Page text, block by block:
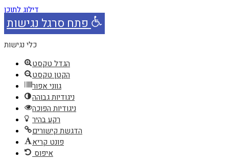
דילוג לתוכן
פתח סרגל נגישות
כלי נגישות
הגדל טקסט
הקטן טקסט
גווני אפור
ניגודיות גבוהה
ניגודיות הפוכה
רקע בהיר
הדגשת קישורים
פונט קריא
איפוס